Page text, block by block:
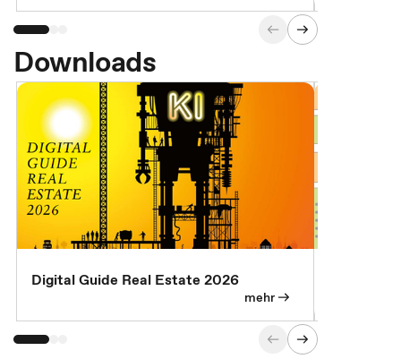
Downloads
Digital Guide Real Estate 2026
mehr